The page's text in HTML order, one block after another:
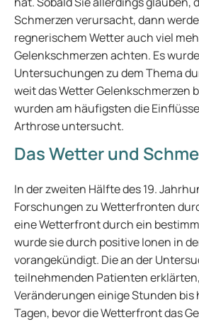
Schmerzen verursacht, dann
regnerischem Wetter auch viel
Gelenkschmerzen achten. Es
Untersuchungen zu dem Thema
weit das Wetter Gelenkschmerzen
wurden am häufigsten die
Arthrose untersucht.
Das Wetter und
In der zweiten Hälfte des 19.
Forschungen zu Wetterfronten
eine Wetterfront durch ein
wurde sie durch positive Ionen in
vorangekündigt. Die an der
teilnehmenden Patienten
Veränderungen einige Stunden bis
Tagen, bevor die Wetterfront das